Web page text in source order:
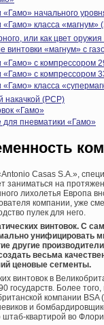
«Гамо» начального
«Гамо» класса
или как цвет
винтовки «магнум» с
«Гамо» с компрессором
«Гамо» с компрессором
«Гамо» класса
накачкой (PCP)
«Гамо»
пневматики «Гамо»
Casas S.A.»,
заниматься на
лихолетья Европа
компании, уже
пулек для него.
винтовок. С
унифицировать
другие
весьма
ценовые сегменты.
винтовок в
государств. Более
компании BSA
и
штаб-квартирой во